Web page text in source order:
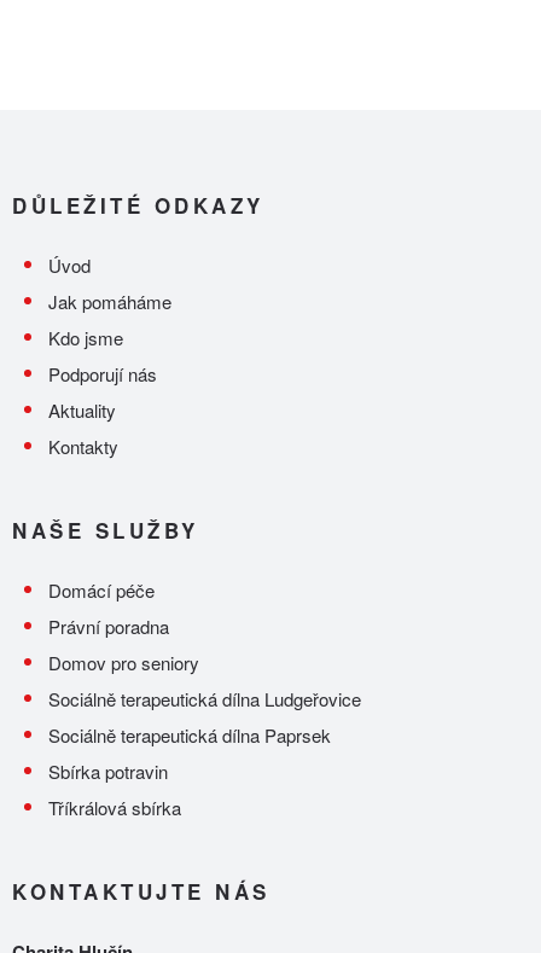
DŮLEŽITÉ ODKAZY
Úvod
Jak pomáháme
Kdo jsme
Podporují nás
Aktuality
Kontakty
NAŠE SLUŽBY
Domácí péče
Právní poradna
Domov pro seniory
Sociálně terapeutická dílna Ludgeřovice
Sociálně terapeutická dílna Paprsek
Sbírka potravin
Tříkrálová sbírka
KONTAKTUJTE NÁS